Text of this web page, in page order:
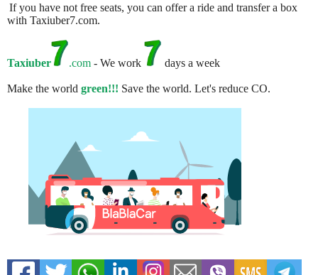
If you have not free seats, you can offer a ride and transfer a box
with Taxiuber7.com.
Taxiuber .com - We work days a week
Make the world green!!! Save the world. Let's reduce CO.